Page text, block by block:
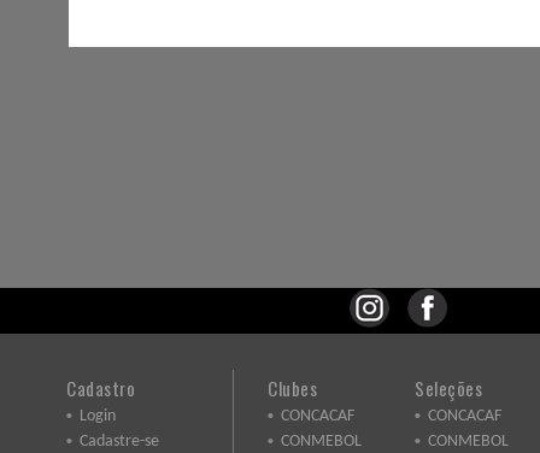
Cadastro
Login
Cadastre-se
Clubes
CONCACAF
CONMEBOL
Seleções
CONCACAF
CONMEBOL